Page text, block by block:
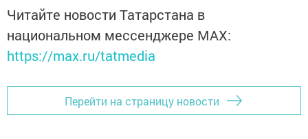
Читайте новости Татарстана в
национальном мессенджере MАХ:
https://max.ru/tatmedia
Перейти на страницу новости